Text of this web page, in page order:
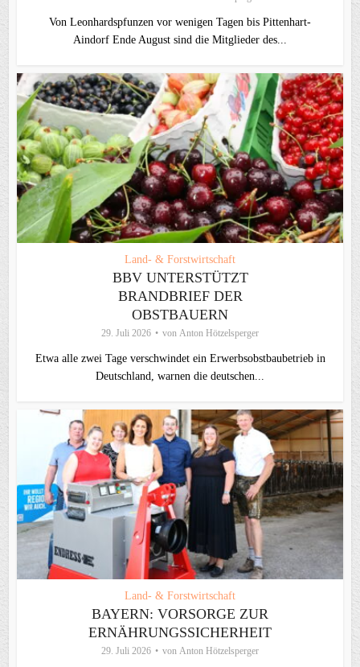
Von Leonhardspfunzen vor wenigen Tagen bis Pittenhart-
Aindorf Ende August sind die Mitglieder des...
Land- & Forstwirtschaft
BBV UNTERSTÜTZT
BRANDBRIEF DER
OBSTBAUERN
29. Juli 2026 von Anton Hötzelsperger
Etwa alle zwei Tage verschwindet ein Erwerbsobstbaubetrieb in
Deutschland, warnen die deutschen...
Land- & Forstwirtschaft
BAYERN: VORSORGE ZUR
ERNÄHRUNGSSICHERHEIT
29. Juli 2026 von Anton Hötzelsperger